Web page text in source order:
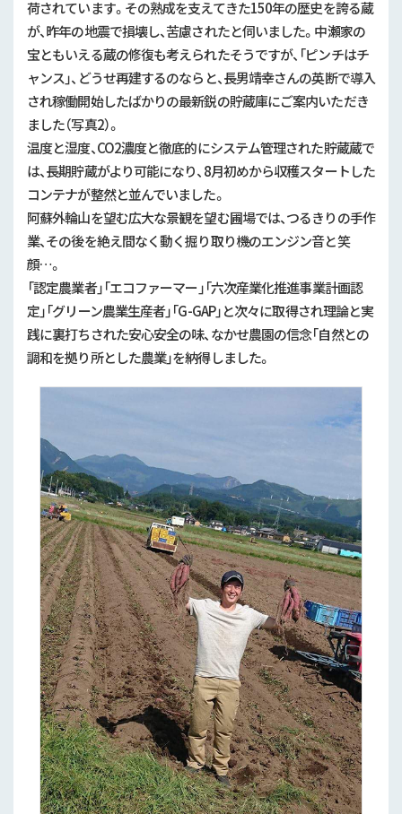
荷されています。その熟成を支えてきた150年の歴史を誇る蔵
が、昨年の地震で損壊し、苦慮されたと伺いました。中瀬家の
宝ともいえる蔵の修復も考えられたそうですが、「ピンチはチ
ャンス」、どうせ再建するのならと、長男靖幸さんの英断で導入
され稼働開始したばかりの最新鋭の貯蔵庫にご案内いただき
ました（写真2）。
温度と湿度、CO2濃度と徹底的にシステム管理された貯蔵蔵で
は、長期貯蔵がより可能になり、8月初めから収穫スタートした
コンテナが整然と並んでいました。
阿蘇外輪山を望む広大な景観を望む圃場では、つるきりの手作
業、その後を絶え間なく動く掘り取り機のエンジン音と笑
顔…。
「認定農業者」「エコファーマー」「六次産業化推進事業計画認
定」「グリーン農業生産者」「G-GAP」と次々に取得され理論と実
践に裏打ちされた安心安全の味、なかせ農園の信念「自然との
調和を拠り所とした農業」を納得しました。